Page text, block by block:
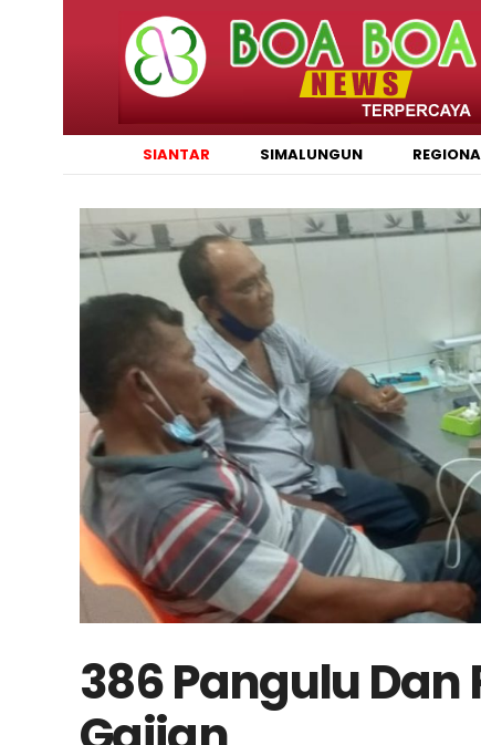
SIANTAR SIMALUNGUN
386 Pangulu